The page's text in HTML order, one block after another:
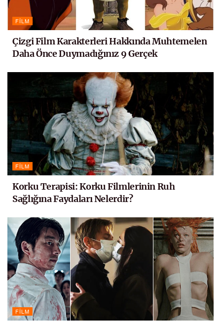
FILM
Çizgi Film Karakterleri Hakkında Muhtemelen
Daha Önce Duymadığınız 9 Gerçek
FILM
Korku Terapisi: Korku Filmlerinin Ruh
Sağlığına Faydaları Nelerdir?
FILM